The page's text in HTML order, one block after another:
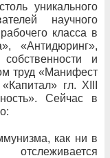
уникального
научного
класса в
«Антидюринг»,
и
труд «Манифест
гл. XIII
Сейчас в
как ни в